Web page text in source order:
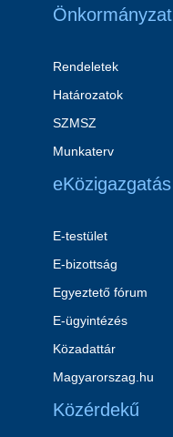
Önkormányzat
Rendeletek
Határozatok
SZMSZ
Munkaterv
eKözigazgatás
E-testület
E-bizottság
Egyeztető fórum
E-ügyintézés
Közadattár
Magyarorszag.hu
Közérdekű